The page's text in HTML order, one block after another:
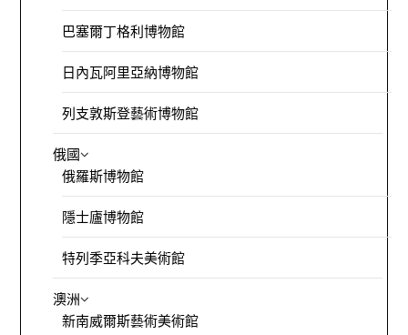
巴塞爾丁格利博物館
日內瓦阿里亞納博物館
列支敦斯登藝術博物館
俄國
俄羅斯博物館
隱士廬博物館
特列季亞科夫美術館
澳洲
新南威爾斯藝術美術館